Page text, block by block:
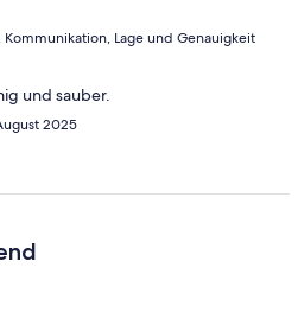
Lage und Genauigkeit
und sauber.
2025